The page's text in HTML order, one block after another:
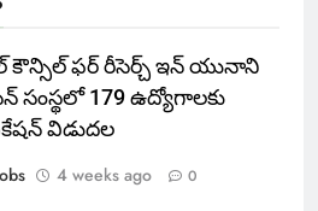
కౌన్సిల్ ఫర్ రీసెర్చ్ ఇన్ యునాని
సంస్థలో 179 ఉద్యోగాలకు
విడుదల
4 weeks ago 0